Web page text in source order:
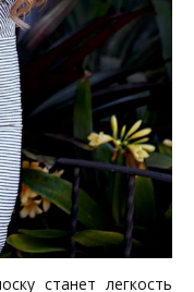
станет легкость